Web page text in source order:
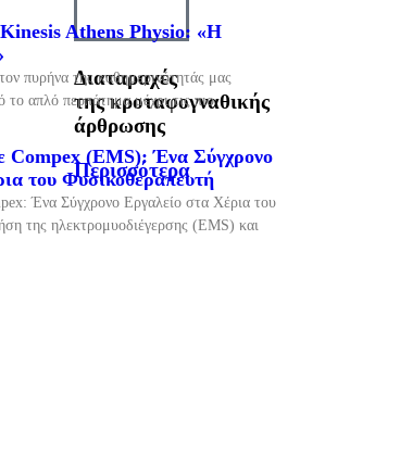
Διαταραχές
της κροταφογναθικής
άρθρωσης
Περισσότερα
Athens Physio: «Η
πυρήνα της καθημερινότητάς μας
το απλό περπάτημα μέχρι τις πιο
Compex (EMS): Ένα Σύγχρονο
του Φυσικοθεραπευτή
Ένα Σύγχρονο Εργαλείο στα Χέρια του
της ηλεκτρομυοδιέγερσης (EMS) και